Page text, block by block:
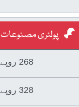
پولٹری مصنوعات
268 روپے
328 روپے